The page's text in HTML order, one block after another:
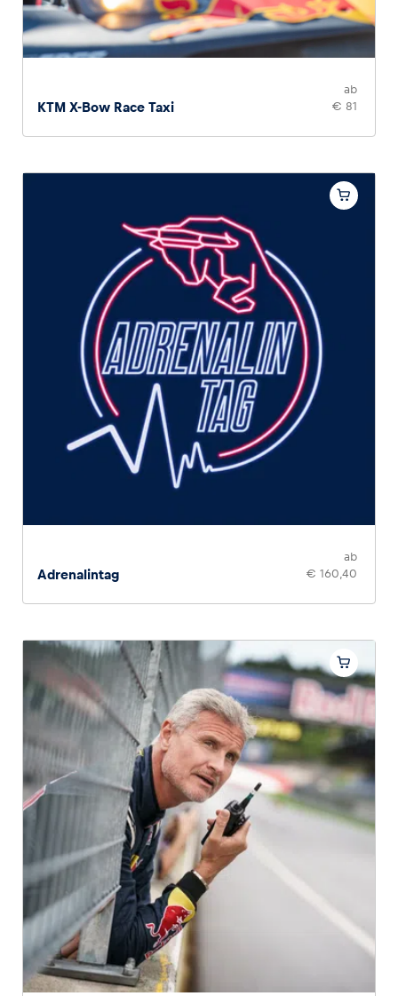
KTM X-Bow Race Taxi
ab
€ 81
Adrenalintag
ab
€ 160,40